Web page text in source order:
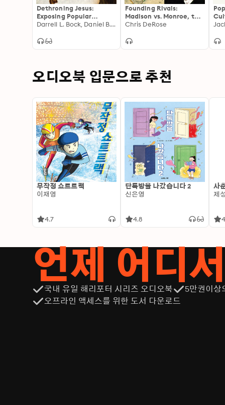
Dethroning Jesus:
Exposing Popular
Culture's Quest to
Christ
Darrell L. Bock, Daniel B. Wallace
Founding Rivals:
Madison vs. Monroe, the
Bill of Rights, and the
Nation
Chris DeRose
오디오북 입문으로 추천
무작정 쇼트트랙
이재영
4.7
단톡방을 나갔습니다 2
신은영
4.8
사
제
언제 어디
국내 유일 해리포터 시리즈 오디오북
5만권이상
오프라인 액세스를 위한 도서 다운로드